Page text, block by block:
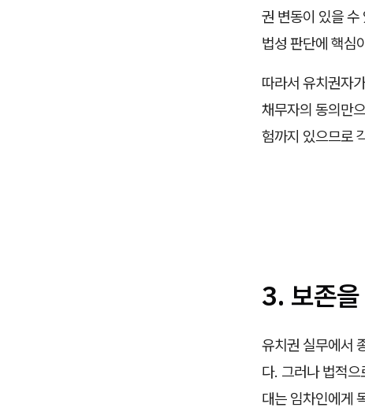
권 변동이 있을 수
법성 판단에 핵심
따라서 유치권자
채무자의 동의만
험까지 있으므로
3. 보존
유치권 실무에서
다. 그러나 법적으
대는 임차인에게